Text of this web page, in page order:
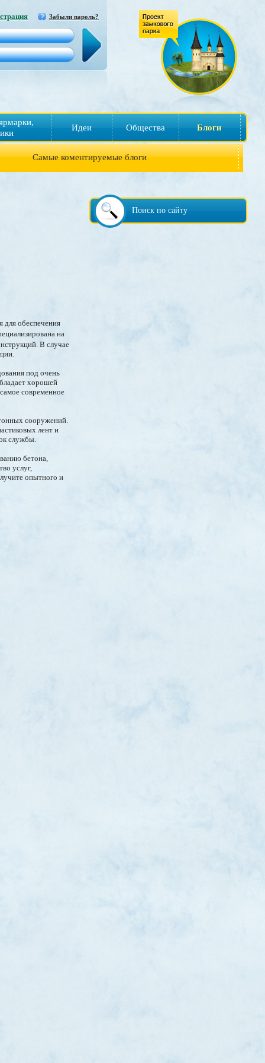
Забыли пароль?
Идеи Общества Блоги
Самые коментируемые блоги
Поиск по сайту
для обеспечения
на
В случае
под очень
хорошей
современное
сооружений.
лент и
службы.
бетона,
услуг,
опытного и